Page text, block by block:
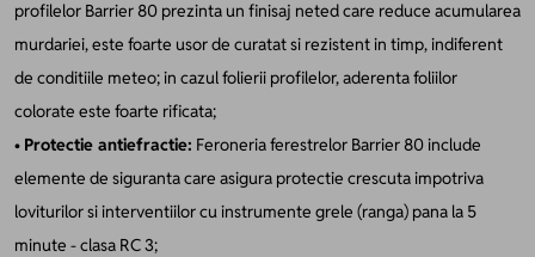
profilelor Barrier 80 prezinta un finisaj neted care reduce acumularea
murdariei, este foarte usor de curatat si rezistent in timp, indiferent
de conditiile meteo; in cazul folierii profilelor, aderenta foliilor
colorate este foarte rificata;
• Protectie antiefractie: Feroneria ferestrelor Barrier 80 include
elemente de siguranta care asigura protectie crescuta impotriva
loviturilor si interventiilor cu instrumente grele (ranga) pana la 5
minute - clasa RC 3;